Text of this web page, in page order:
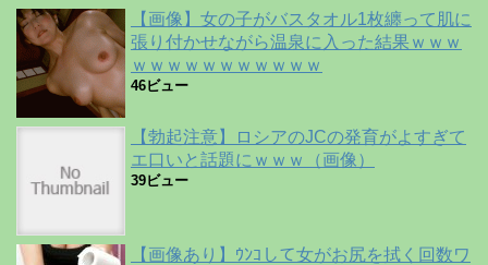
【画像】女の子がバスタオル1枚纏って肌に
張り付かせながら温泉に入った結果ｗｗｗ
ｗｗｗｗｗｗｗｗｗｗｗ
46ビュー
【勃起注意】ロシアのJCの発育がよすぎて
エ口いと話題にｗｗｗ（画像）
39ビュー
【画像あり】ｳﾝｺして女がお尻を拭く回数ワ